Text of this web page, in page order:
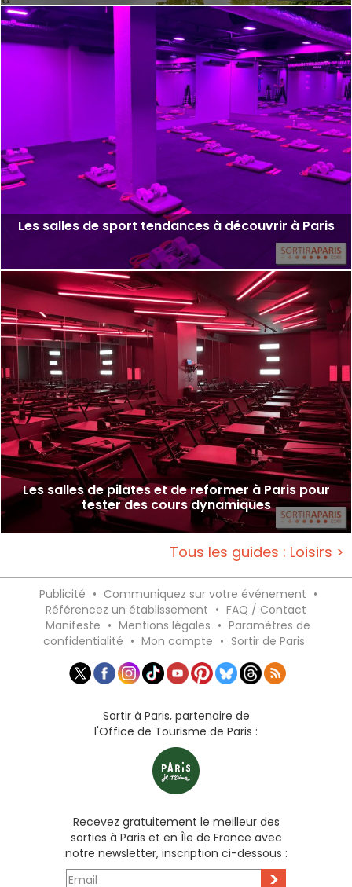
Les salles de sport tendances à découvrir à Paris
Les salles de pilates et de reformer à Paris pour
tester des cours dynamiques
Tous les guides : Loisirs >
Publicité • Communiquez sur votre événement •
Référencez un établissement • FAQ / Contact
Manifeste • Mentions légales • Paramètres de
confidentialité • Mon compte • Sortir de Paris
Sortir à Paris, partenaire de
l'Office de Tourisme de Paris :
Recevez gratuitement le meilleur des
sorties à Paris et en Île de France avec
notre newsletter, inscription ci-dessous :
>